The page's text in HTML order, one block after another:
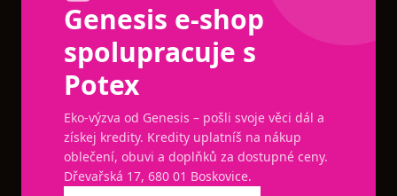
Genesis e-shop
spolupracuje s
Potex
Eko-výzva od Genesis – pošli svoje věci dál a
získej kredity. Kredity uplatníš na nákup
oblečení, obuvi a doplňků za dostupné ceny.
Dřevařská 17, 680 01 Boskovice.